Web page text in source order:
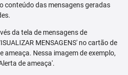
conteúdo das mensagens geradas
da tela de mensagens de
MENSAGENS' no cartão de
ameaça. Nessa imagem de exemplo,
de ameaça'.